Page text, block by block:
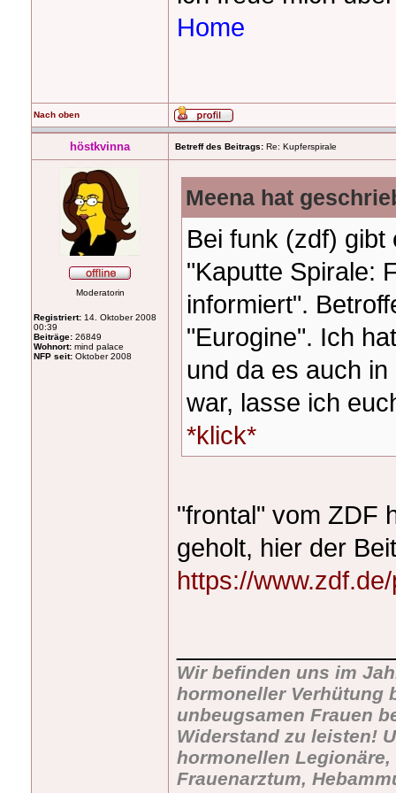
Home
Nach oben
höstkvinna Betreff des Beitrags: Re: Kupferspirale
Moderatorin
Registriert: 14. Oktober 2008
00:39
Beiträge: 26849
Wohnort: mind palace
NFP seit: Oktober 2008
Meena hat
Bei funk (zdf)
"Kaputte Spirale:
informiert".
"Eurogine". Ich
und da es auch
war, lasse ich
*klick*
"frontal" vom ZDF
geholt, hier der
https://
Wir befinden uns im
hormoneller Verhütung
unbeugsamen Frauen
Widerstand zu leisten!
hormonellen
Frauenarztum,